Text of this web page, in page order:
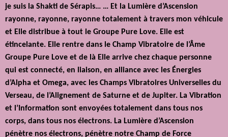
je suis la Shakti de Sérapis… … Et la Lumière d’Ascension
rayonne, rayonne, rayonne totalement à travers mon véhicule
et Elle distribue à tout le Groupe Pure Love. Elle est
étincelante. Elle rentre dans le Champ Vibratoire de l’Âme
Groupe Pure Love et de là Elle arrive chez chaque personne
qui est connecté, en liaison, en alliance avec les Énergies
d’Alpha et Omega, avec les Champs Vibratoires Universelles du
Verseau, de l’Alignement de Saturne et de Jupiter. La Vibration
et l’Information sont envoyées totalement dans tous nos
corps, dans tous nos électrons. La Lumière d’Ascension
pénètre nos électrons, pénètre notre Champ de Force